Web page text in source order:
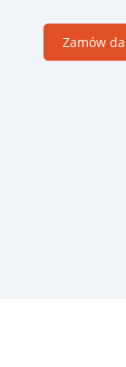
Zamów